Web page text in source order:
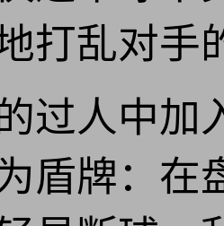
打乱对手
过人中加
盾牌：在